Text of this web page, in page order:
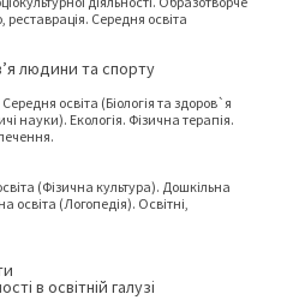
Середня освіта
людини та спорту
освіта (Біологія та здоров`я
науки). Екологія. Фізична терапія.
(Фізична культура). Дошкільна
освіта (Логопедія). Освітні,
в освітній галузі